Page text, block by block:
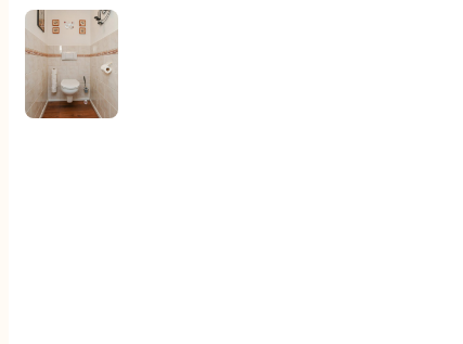
Verkoop
Diensten
Over ons
Klantenervaringen
Documenten
Contact